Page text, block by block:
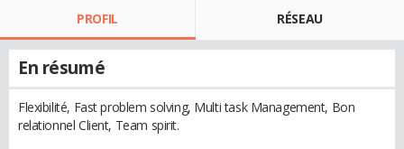
PROFIL RÉSEAU
En résumé
Flexibilité, Fast problem solving, Multi task Management, Bon
relationnel Client, Team spirit.